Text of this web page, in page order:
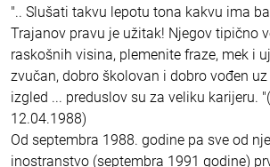
".. Slušati takvu lepotu tona kakvu ima
Trajanov pravu je užitak! Njegov tipično
raskošnih visina, plemenite fraze, mek i
zvučan, dobro školovan i dobro vođen
izgled ... preduslov su za veliku karijeru.
12.04.1988)
Od septembra 1988. godine pa sve od
inostranstvo (septembra 1991 godine)